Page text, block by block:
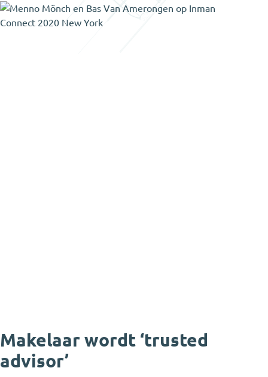
Makelaar wordt ‘trusted
advisor’